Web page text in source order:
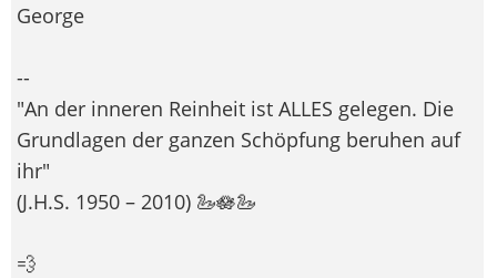
George
--
"An der inneren Reinheit ist ALLES gelegen. Die
Grundlagen der ganzen Schöpfung beruhen auf
ihr"
(J.H.S. 1950 – 2010) 🦢🪷🦢
💨